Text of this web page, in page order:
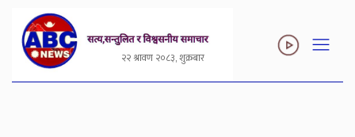
२२ श्रावण २०८३, शुक्रबार